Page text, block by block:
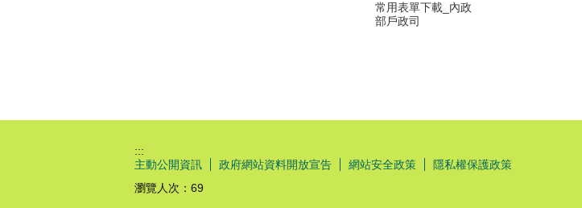
常用表單下載_內政
部戶政司
:::
主動公開資訊
政府網站資料開放宣告 網站安全政策
隱私權保護政策
瀏覽人次： 69